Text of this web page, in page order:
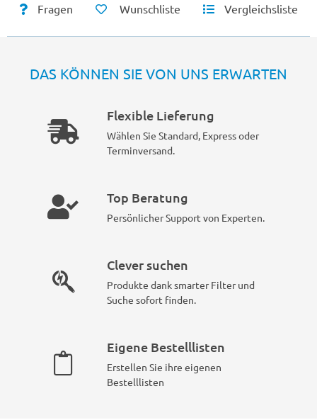
Fragen Wunschliste Vergleichsliste
DAS KÖNNEN SIE VON UNS ERWARTEN
Flexible Lieferung
Wählen Sie Standard, Express oder
Terminversand.
Top Beratung
Persönlicher Support von Experten.
Clever suchen
Produkte dank smarter Filter und
Suche sofort finden.
Eigene Bestelllisten
Erstellen Sie ihre eigenen
Bestelllisten